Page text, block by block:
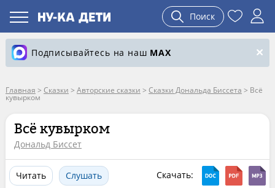
Поиск
Подписывайтесь на наш MAX
Главная > Сказки > Авторские сказки > Сказки Дональда Биссета > Всё
кувырком
Всё кувырком
Дональд Биссет
Читать Слушать Скачать: